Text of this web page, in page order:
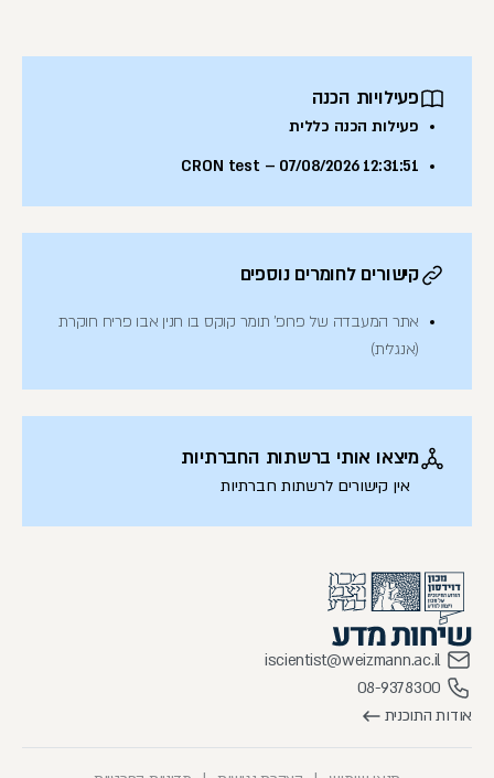
פעילויות הכנה
פעילות הכנה כללית
CRON test – 07/08/2026 12:31:51
קישורים לחומרים נוספים
אתר המעבדה של פרופ' תומר קוקס בו חנין אבו פריח חוקרת
(אנגלית)
מיצאו אותי ברשתות החברתיות
אין קישורים לרשתות חברתיות
אודות התוכנית
08-9378300
iscientist@weizmann.ac.il